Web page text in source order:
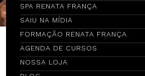
SPA RENATA FRANÇA
SAIU NA MÍDIA
FORMAÇÃO RENATA FRANÇA
AGENDA DE CURSOS
NOSSA LOJAEncontre por